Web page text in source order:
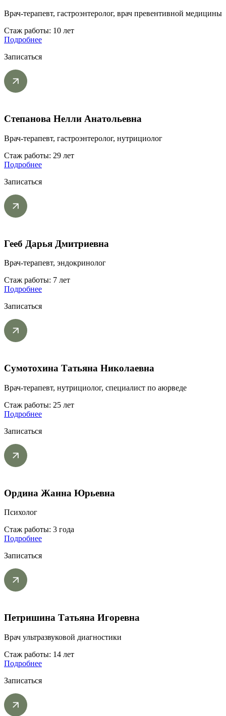
Врач-терапевт, гастроэнтеролог, врач превентивной медицины
Стаж работы: 10 лет
Подробнее
Записаться
Степанова Нелли Анатольевна
Врач-терапевт, гастроэнтеролог, нутрициолог
Стаж работы: 29 лет
Подробнее
Записаться
Гееб Дарья Дмитриевна
Врач-терапевт, эндокринолог
Стаж работы: 7 лет
Подробнее
Записаться
Сумотохина Татьяна Николаевна
Врач-терапевт, нутрициолог, специалист по аюрведе
Стаж работы: 25 лет
Подробнее
Записаться
Ордина Жанна Юрьевна
Психолог
Стаж работы: 3 года
Подробнее
Записаться
Петришина Татьяна Игоревна
Врач ультразвуковой диагностики
Стаж работы: 14 лет
Подробнее
Записаться